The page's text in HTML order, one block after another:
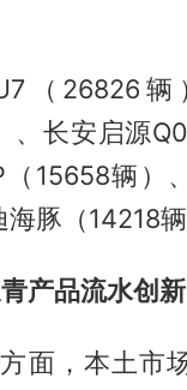
（26826辆
长安启源
15658辆）
豚（14218辆
产品流水创
面，本土市